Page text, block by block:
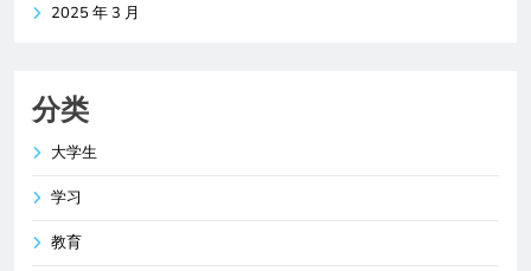
2025 年 3 月
分类
大学生
学习
教育